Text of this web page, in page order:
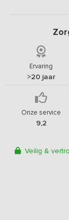
Ervaring
>20 jaar
Onze service
9,2
Veilig &